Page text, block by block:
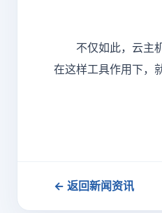
不仅如此，云主机
在这样工具作用下，
← 返回新闻资讯